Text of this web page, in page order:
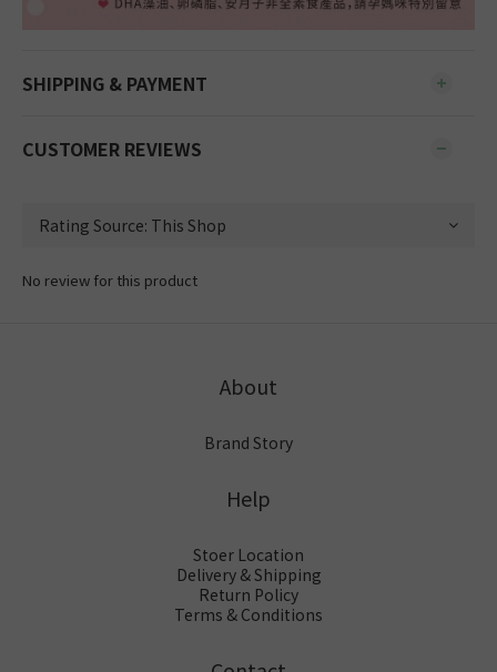
SHIPPING & PAYMENT
CUSTOMER REVIEWS
No review for this product
About
Brand Story
Help
Stoer Location
Delivery & Shipping
Return Policy
Terms & Conditions